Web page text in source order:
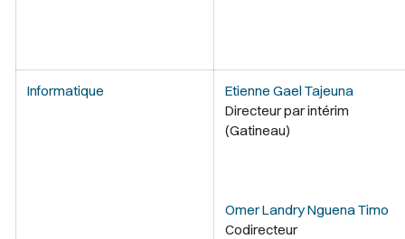
Informatique
Etienne Gael Tajeuna
Directeur par intérim
(Gatineau)
Omer Landry Nguena Timo
Codirecteur